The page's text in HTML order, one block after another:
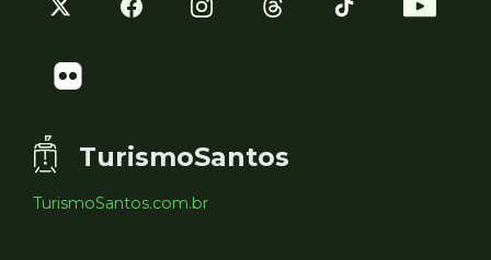
TurismoSantos
TurismoSantos.com.br